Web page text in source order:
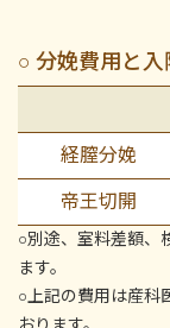
○ 分娩費用と入
経膣分娩
帝王切開
○別途、室料差額、
ます。
○上記の費用は産科
おります。